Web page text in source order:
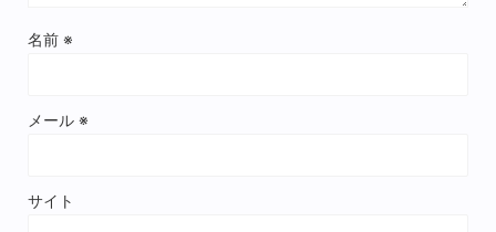
名前 ※
メール ※
サイト